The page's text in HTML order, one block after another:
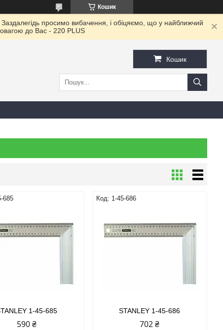
Кошик
просимо вибачення, і обіцяємо, що у найближчий
до Ваc - 220 PLUS
Кошик
685
1-45-685
590 ₴
1-45-686
STANLEY 1-45-686
702 ₴